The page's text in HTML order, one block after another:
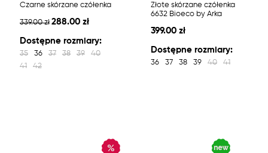
Czarne skórzane czółenka
339.00 zł 288.00 zł
Dostępne rozmiary:
35 36 37 38 39
40
41
42
Złote skórzane czółenka
6632 Bioeco by Arka
399.00 zł
Dostępne rozmiary:
36 37 38 39 40 41